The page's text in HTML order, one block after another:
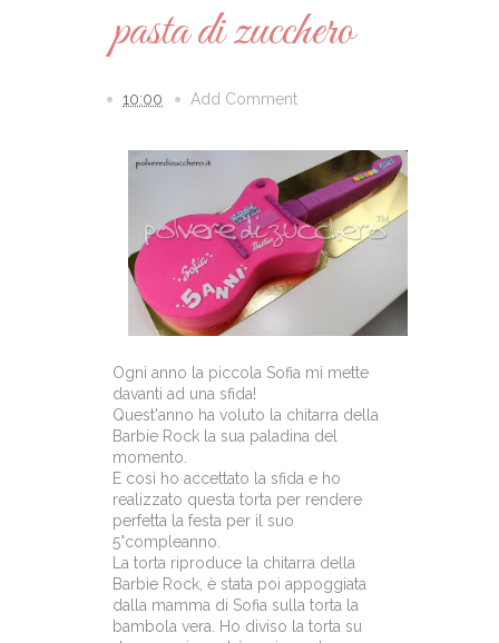
pasta di zucchero
10:00 Add Comment
Ogni anno la piccola Sofia mi mette
davanti ad una sfida!
Quest'anno ha voluto la chitarra della
Barbie Rock la sua paladina del
momento.
E così ho accettato la sfida e ho
realizzato questa torta per rendere
perfetta la festa per il suo
5°compleanno.
La torta riproduce la chitarra della
Barbie Rock, è stata poi appoggiata
dalla mamma di Sofia sulla torta la
bambola vera. Ho diviso la torta su